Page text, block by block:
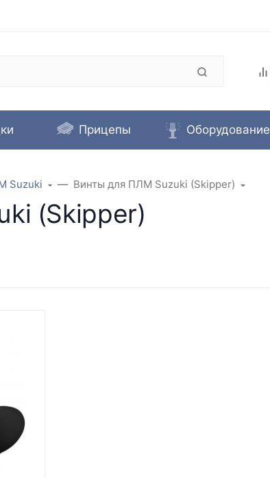
Прицепы Оборудование
Suzuki Винты для ПЛМ Suzuki (Skipper)
(Skipper)